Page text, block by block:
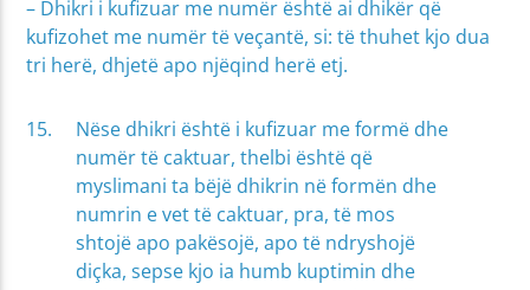
– Dhikri i kufizuar me numër është ai dhikër që
kufizohet me numër të veçantë, si: të thuhet kjo dua
tri herë, dhjetë apo njëqind herë etj.
Nëse dhikri është i kufizuar me formë dhe
numër të caktuar, thelbi është që
myslimani ta bëjë dhikrin në formën dhe
numrin e vet të caktuar, pra, të mos
shtojë apo pakësojë, apo të ndryshojë
diçka, sepse kjo ia humb kuptimin dhe